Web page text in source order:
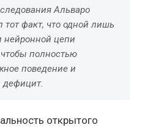
Альваро
тот факт, что одной лишь
нейронной цепи
чтобы полностью
поведение и
дефицит.
открытого